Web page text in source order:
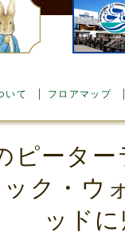
いて フロアマップ
ピータ
ク・ウ
ッド